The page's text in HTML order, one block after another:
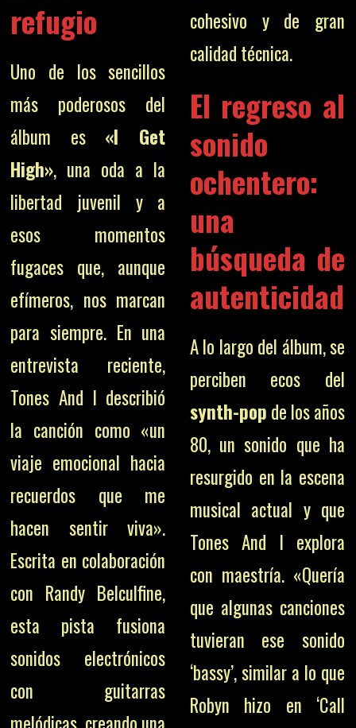
refugio
Uno de los sencillos
más poderosos del
álbum es «I Get
High», una oda a la
libertad juvenil y a
esos momentos
fugaces que, aunque
efímeros, nos marcan
para siempre. En una
entrevista reciente,
Tones And I describió
la canción como «un
viaje emocional hacia
recuerdos que me
hacen sentir viva».
Escrita en colaboración
con Randy Belculfine,
esta pista fusiona
sonidos electrónicos
con guitarras
cohesivo y de gran
calidad técnica.
El regreso al
sonido
ochentero:
una
búsqueda de
autenticidad
A lo largo del álbum, se
perciben ecos del
synth-pop de los años
80, un sonido que ha
resurgido en la escena
musical actual y que
Tones And I explora
con maestría. «Quería
que algunas canciones
tuvieran ese sonido
‘bassy’, similar a lo que
Robyn hizo en ‘Call